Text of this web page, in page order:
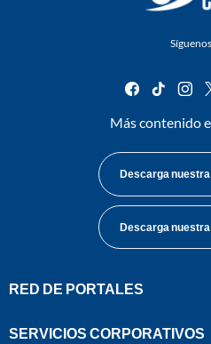
facebook
tiktok
Más contenido
Descarga nuestra
Descarga nuestra
RED DE PORTALES
SERVICIOS CORPORATIVOS